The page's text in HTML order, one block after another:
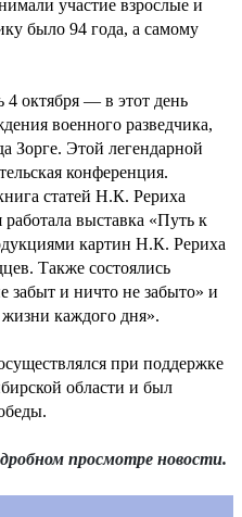
участие взрослые и
было 94 года, а самому
4 октября — в этот день
военного разведчика,
Зорге. Этой легендарной
конференция.
статей Н.К. Рериха
выставка «Путь к
картин Н.К. Рериха
Также состоялись
забыт и ничто не забыто» и
каждого дня».
при поддержке
области и был
просмотре новости.